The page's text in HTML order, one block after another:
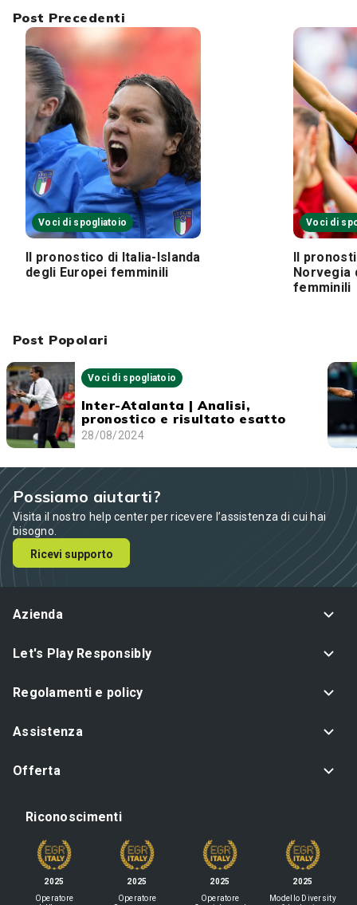
Post Popolari
Voci di spogliatoio
Inter-Atalanta | Analisi,
pronostico e risultato esatto
28/08/2024
Post Precedenti
Voci di spogliatoio
Il pronostico di Italia-Islanda
degli Europei femminili
Voci di
Il
Norvegia
femminili
Possiamo aiutarti?
Visita il nostro help center per ricevere l’assistenza di cui hai
bisogno.
Ricevi supporto
Azienda
Let's Play Responsibly
Regolamenti e policy
Assistenza
Offerta
Riconoscimenti
2025
Operatore
2025
Operatore
2025
Operatore
2025
Modello Diversity